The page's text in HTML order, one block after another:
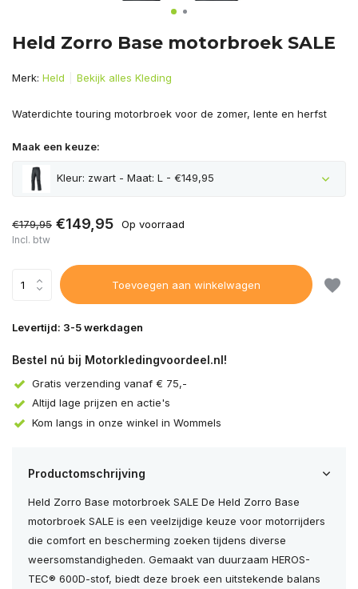
Held Zorro Base motorbroek SALE
Merk: Held Bekijk alles Kleding
Waterdichte touring motorbroek voor de zomer, lente en herfst
Maak een keuze:
Kleur: zwart - Maat: L - €149,95
€179,95 €149,95 Op voorraad
Incl. btw
Toevoegen aan winkelwagen
Levertijd: 3-5 werkdagen
Bestel nú bij Motorkledingvoordeel.nl!
Gratis verzending vanaf € 75,-
Altijd lage prijzen en actie's
Kom langs in onze winkel in Wommels
Productomschrijving
Held Zorro Base motorbroek SALE De Held Zorro Base
motorbroek SALE is een veelzijdige keuze voor motorrijders
die comfort en bescherming zoeken tijdens diverse
weersomstandigheden. Gemaakt van duurzaam HEROS-
TEC® 600D-stof, biedt deze broek een uitstekende balans